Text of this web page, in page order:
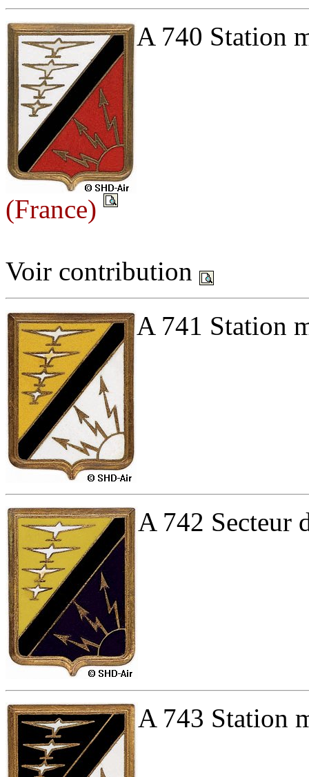
A 740 Station
(France)
Voir contribution
A 741 Station
A 742 Secteur
A 743 Station